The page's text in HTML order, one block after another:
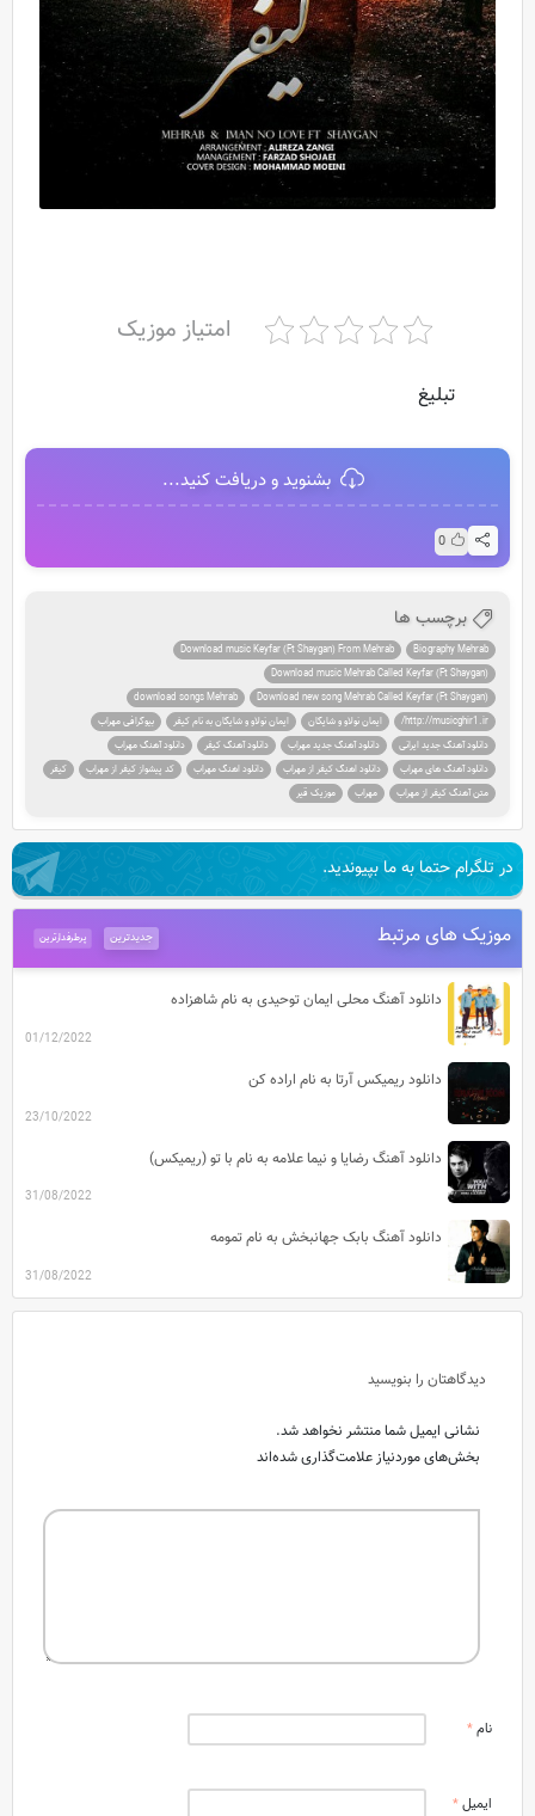
امتیاز موزیک
تبلیغ
بشنوید و دریافت کنید...
0
برچسب ها
Biography Mehrab
Download music Keyfar (Ft Shaygan) From Mehrab
Download music Mehrab Called Keyfar (Ft Shaygan)
Download new song Mehrab Called Keyfar (Ft Shaygan)
download songs Mehrab
http://musicghir1.ir/
ایمان نولاو و شایگان ایمان نولاو و شایگان به نام کیفر
بیوگرافی مهراب
دانلود آهنگ جدید ایرانی
دانلود آهنگ جدید مهراب دانلود آهنگ کیفر
دانلود آهنگ مهراب
دانلود آهنگ های مهراب
دانلود اهنگ کیفر از مهراب دانلود اهنگ مهراب کد پیشواز کیفر از مهراب
کیفر
متن آهنگ کیفر از مهراب
مهراب موزیک قیر
در تلگرام حتما به ما بپیوندید.
موزیک های مرتبط پرطرفدارترین جدیدترین
دانلود آهنگ محلی ایمان توحیدی به نام شاهزاده
01/12/2022
دانلود ریمیکس آرتا به نام اراده کن
23/10/2022
دانلود آهنگ رضایا و نیما علامه به نام با تو (ریمیکس)
31/08/2022
دانلود آهنگ بابک جهانبخش به نام تمومه
31/08/2022
دیدگاهتان را بنویسید
نشانی ایمیل شما منتشر نخواهد شد.
بخش‌های موردنیاز علامت‌گذاری شده‌اند
نام*
ایمیل*